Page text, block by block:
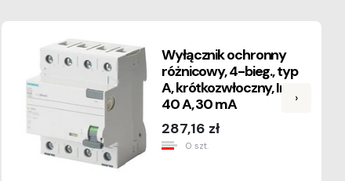
Wyłącznik ochronny
różnicowy, 4-bieg., typ
A, krótkozwłoczny, In:
40 A, 30 mA
0 szt.
287,16 zł
›